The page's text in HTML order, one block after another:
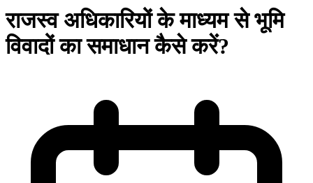
राजस्व अधिकारियों के माध्यम से भूमि
विवादों का समाधान कैसे करें?